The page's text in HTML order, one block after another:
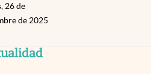
26 de
de 2025